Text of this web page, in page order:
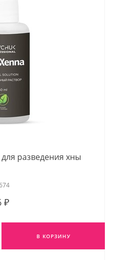
разведения хны
₽
В КОРЗИНУ